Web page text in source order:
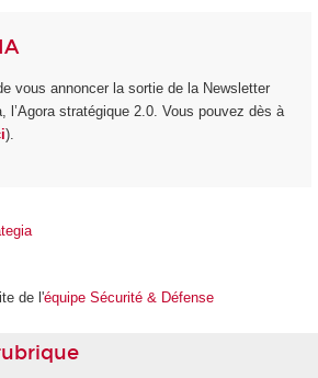
vous annoncer la sortie de la Newsletter
l’Agora stratégique 2.0. Vous pouvez dès à
).
de l'équipe Sécurité & Défense